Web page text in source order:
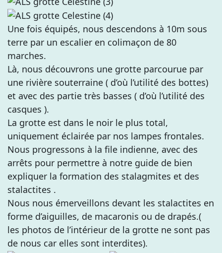
Une fois équipés, nous descendons à 10m sous
terre par un escalier en colimaçon de 80
marches.
Là, nous découvrons une grotte parcourue par
une rivière souterraine ( d’où l’utilité des bottes)
et avec des partie très basses ( d’où l’utilité des
casques ).
La grotte est dans le noir le plus total,
uniquement éclairée par nos lampes frontales.
Nous progressons à la file indienne, avec des
arrêts pour permettre à notre guide de bien
expliquer la formation des stalagmites et des
stalactites .
Nous nous émerveillons devant les stalactites en
forme d’aiguilles, de macaronis ou de drapés.(
les photos de l’intérieur de la grotte ne sont pas
de nous car elles sont interdites).